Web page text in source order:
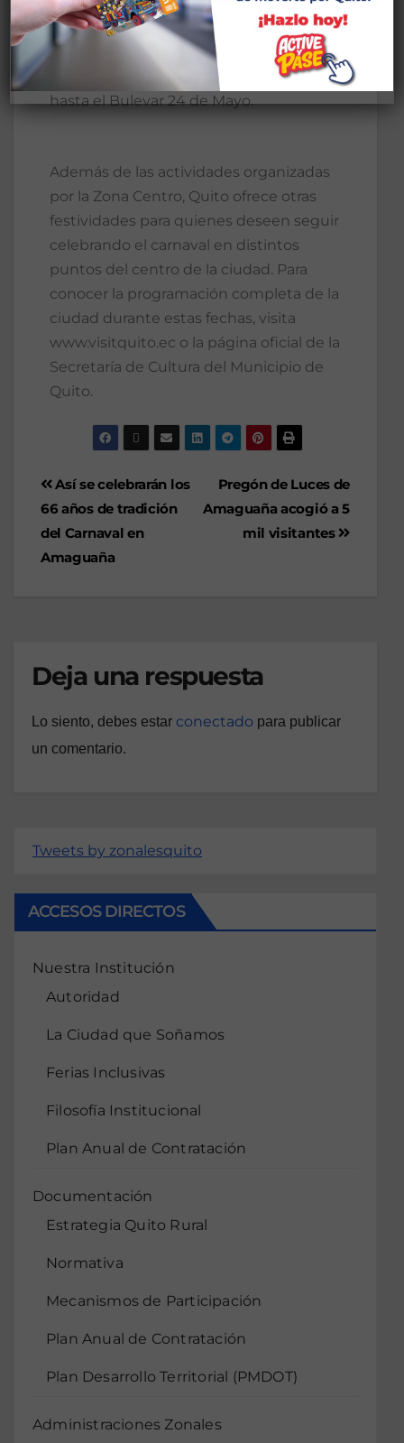
Actividades: un desfile con presentación
artística que partirá del Parque Benito
Juárez (Río de Janeiro y Venezuela)
hasta el Bulevar 24 de Mayo.
Además de las actividades organizadas
por la Zona Centro, Quito ofrece otras
festividades para quienes deseen seguir
celebrando el carnaval en distintos
puntos del centro de la ciudad. Para
conocer la programación completa de la
ciudad durante estas fechas, visita
www.visitquito.ec o la página oficial de la
Secretaría de Cultura del Municipio de
Quito.
Pregón de Luces de
Amaguaña acogió a 5
mil visitantes
Así se celebrarán los
66 años de tradición
del Carnaval en
Amaguaña
Deja una respuesta
Lo siento, debes estar conectado para publicar
un comentario.
Tweets by zonalesquito
ACCESOS DIRECTOS
Nuestra Institución
Autoridad
La Ciudad que Soñamos
Ferias Inclusivas
Filosofía Institucional
Plan Anual de Contratación
Documentación
Estrategia Quito Rural
Normativa
Mecanismos de Participación
Plan Anual de Contratación
Plan Desarrollo Territorial (PMDOT)
Administraciones Zonales